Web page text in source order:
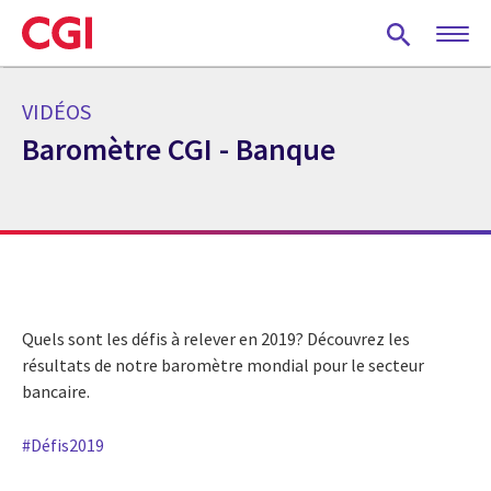
Skip
to
main
VIDÉOS
Baromètre CGI - Banque
Quels sont les défis à relever en 2019? Découvrez les
résultats de notre baromètre mondial pour le secteur
bancaire.
#Défis2019